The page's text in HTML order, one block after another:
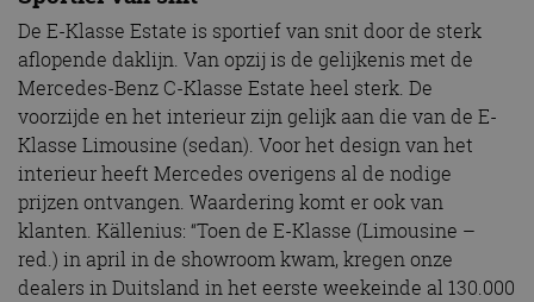
De E-Klasse Estate is sportief van snit door de sterk
aflopende daklijn. Van opzij is de gelijkenis met de
Mercedes-Benz C-Klasse Estate heel sterk. De
voorzijde en het interieur zijn gelijk aan die van de E-
Klasse Limousine (sedan). Voor het design van het
interieur heeft Mercedes overigens al de nodige
prijzen ontvangen. Waardering komt er ook van
klanten. Källenius: “Toen de E-Klasse (Limousine –
red.) in april in de showroom kwam, kregen onze
dealers in Duitsland in het eerste weekeinde al 130.000